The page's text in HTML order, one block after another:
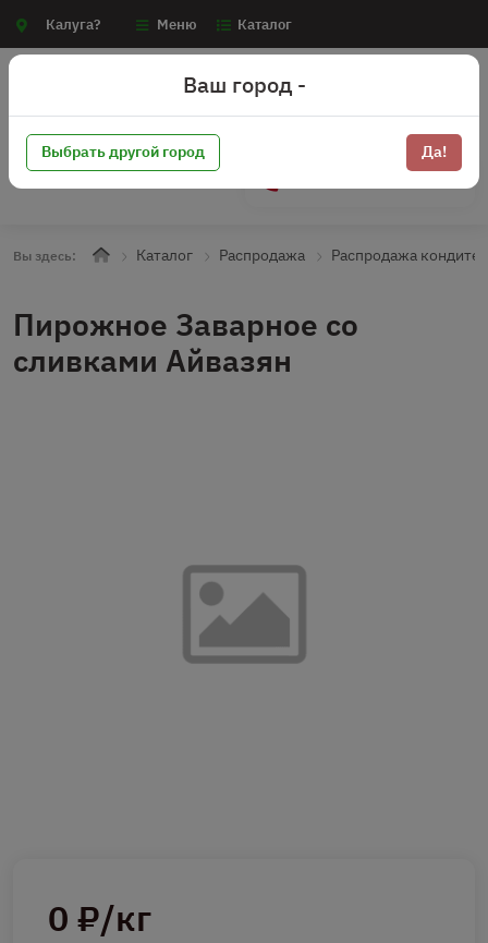
Калуга? Меню Каталог
Вы здесь: Каталог Распродажа Распродажа
Пирожное Заварное со
сливками Айвазян
0 ₽/кг
Ваш город -
Выбрать другой город Да!